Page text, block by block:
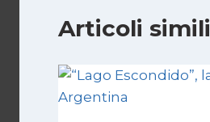
Articoli simili